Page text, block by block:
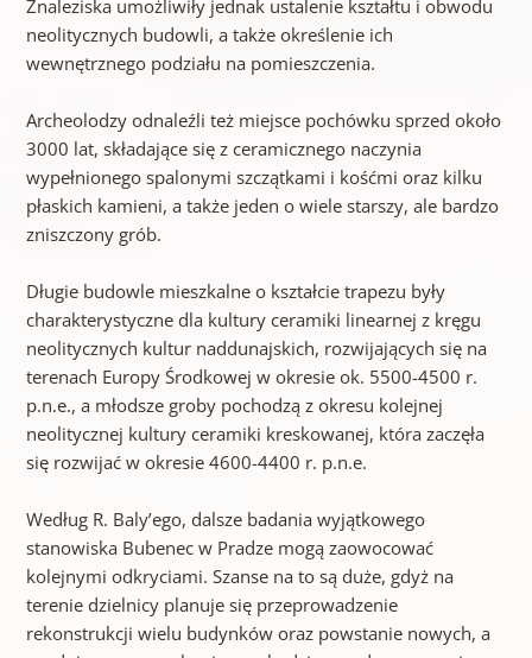
Znaleziska umożliwiły jednak ustalenie kształtu i obwodu
neolitycznych budowli, a także określenie ich
wewnętrznego podziału na pomieszczenia.
Archeolodzy odnaleźli też miejsce pochówku sprzed około
3000 lat, składające się z ceramicznego naczynia
wypełnionego spalonymi szczątkami i kośćmi oraz kilku
płaskich kamieni, a także jeden o wiele starszy, ale bardzo
zniszczony grób.
Długie budowle mieszkalne o kształcie trapezu były
charakterystyczne dla kultury ceramiki linearnej z kręgu
neolitycznych kultur naddunajskich, rozwijających się na
terenach Europy Środkowej w okresie ok. 5500-4500 r.
p.n.e., a młodsze groby pochodzą z okresu kolejnej
neolitycznej kultury ceramiki kreskowanej, która zaczęła
się rozwijać w okresie 4600-4400 r. p.n.e.
Według R. Baly’ego, dalsze badania wyjątkowego
stanowiska Bubenec w Pradze mogą zaowocować
kolejnymi odkryciami. Szanse na to są duże, gdyż na
terenie dzielnicy planuje się przeprowadzenie
rekonstrukcji wielu budynków oraz powstanie nowych, a